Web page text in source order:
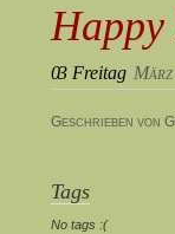
03 Freitag
Geschrieben von
Tags
No tags :(